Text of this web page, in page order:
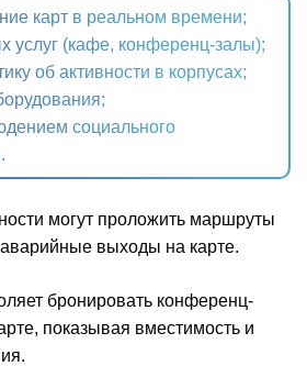
карт в реальном времени;
услуг (кафе, конференц-залы);
об активности в корпусах;
социального
могут проложить маршруты
аварийные выходы на карте.
бронировать конференц-
показывая вместимость и